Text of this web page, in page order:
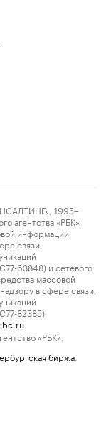
1995–
агентства «РБК»
информации
связи,
63848) и сетевого
массовой
в сфере связи,
82385)
«РБК».
биржа